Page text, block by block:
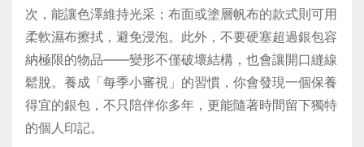
次，能讓色澤維持光采；布面或塗層帆布的款式則可用
柔軟濕布擦拭，避免浸泡。此外，不要硬塞超過銀包容
納極限的物品——變形不僅破壞結構，也會讓開口縫線
鬆脫。養成「每季小審視」的習慣，你會發現一個保養
得宜的銀包，不只陪伴你多年，更能隨著時間留下獨特
的個人印記。